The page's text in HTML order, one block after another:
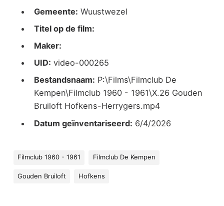
Gemeente: Wuustwezel
Titel op de film:
Maker:
UID: video-000265
Bestandsnaam: P:\Films\Filmclub De
Kempen\Filmclub 1960 - 1961\X.26 Gouden
Bruiloft Hofkens-Herrygers.mp4
Datum geïnventariseerd: 6/4/2026
Filmclub 1960 - 1961 Filmclub De Kempen
Gouden Bruiloft Hofkens